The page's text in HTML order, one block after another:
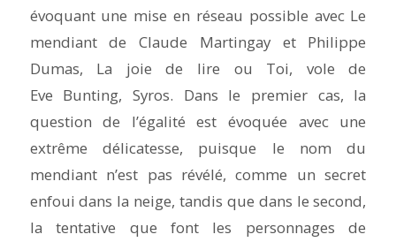
évoquant une mise en réseau possible avec Le
mendiantde Claude Martingay et Philippe
Dumas, La joie de lire ou Toi, vole de
Eve Bunting, Syros. Dans le premier cas, la
question de l’égalité est évoquée avec une
extrême délicatesse, puisque le nom du
mendiant n’est pas révélé, comme un secret
enfoui dans la neige, tandis que dans le second,
la tentative que font les personnages de